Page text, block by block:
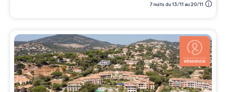
7 nuits du 13/11 au 20/11